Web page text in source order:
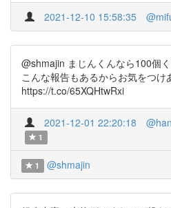
2021-12-10 15:58:35
@shmajin まじんくんなら100個
こんな報告もあるからお気をつけ
https://t.co/65XQHtwRxi
2021-12-01 22:20:18
1
1 @shmajin